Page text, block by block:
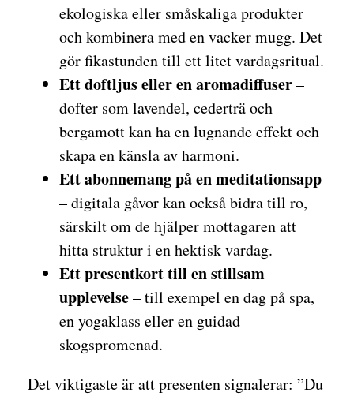
ekologiska eller småskaliga produkter
och kombinera med en vacker mugg. Det
gör fikastunden till ett litet vardagsritual.
Ett doftljus eller en aromadiffuser–
dofter som lavendel, cederträ och
bergamott kan ha en lugnande effekt och
skapa en känsla av harmoni.
Ett abonnemang på en meditationsapp
– digitala gåvor kan också bidra till ro,
särskilt om de hjälper mottagaren att
hitta struktur i en hektisk vardag.
Ett presentkort till en stillsam
upplevelse– till exempel en dag på spa,
en yogaklass eller en guidad
skogspromenad.
Det viktigaste är att presenten signalerar: ”Du